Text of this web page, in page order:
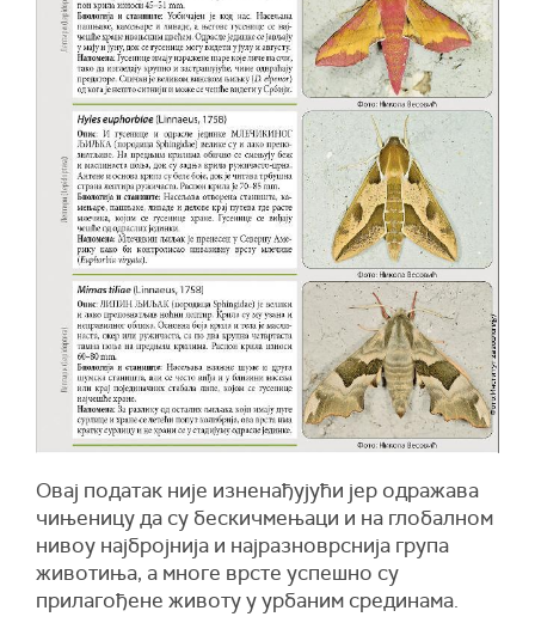
Овај податак није изненађујући јер одражава
чињеницу да су бескичмењаци и на глобалном
нивоу најбројнија и најразноврснија група
животиња, а многе врсте успешно су
прилагођене животу у урбаним срединама.